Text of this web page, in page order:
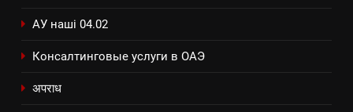
АУ наші 04.02
Консалтинговые услуги в ОАЭ
अपराध